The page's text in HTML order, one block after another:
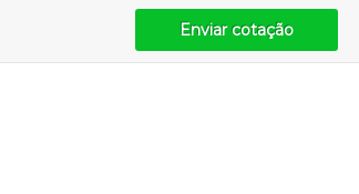
Enviar cotação